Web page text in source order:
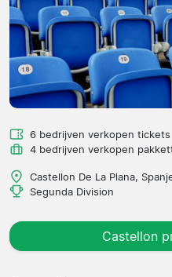
6 bedrijven verkopen tickets
4 bedrijven verkopen
Castellon De La Plana,
Segunda Division
Castellon